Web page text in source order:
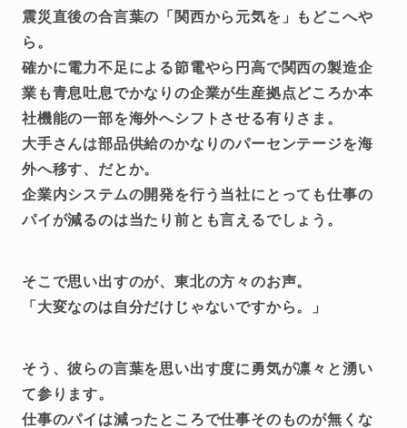
震災直後の合言葉の「関西から元気を」もどこへや
ら。
確かに電力不足による節電やら円高で関西の製造企
業も青息吐息でかなりの企業が生産拠点どころか本
社機能の一部を海外へシフトさせる有りさま。
大手さんは部品供給のかなりのパーセンテージを海
外へ移す、だとか。
企業内システムの開発を行う当社にとっても仕事の
パイが減るのは当たり前とも言えるでしょう。
そこで思い出すのが、東北の方々のお声。
「大変なのは自分だけじゃないですから。」
そう、彼らの言葉を思い出す度に勇気が凛々と湧い
て参ります。
仕事のパイは減ったところで仕事そのものが無くな